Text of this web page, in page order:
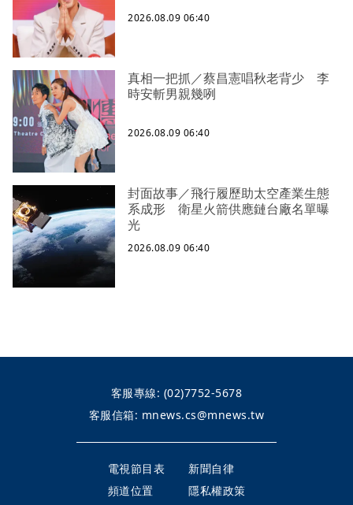
2026.08.09 06:40
真相一把抓／蔡昌憲唱秋老背少 李
時安斬男親幾咧
2026.08.09 06:40
封面故事／飛行履歷助太空產業生態
系成形 衛星火箭供應鏈台廠名單曝
光
2026.08.09 06:40
客服專線: (02)7752-5678
客服信箱: mnews.cs@mnews.tw
電視節目表
新聞自律
頻道位置
隱私權政策